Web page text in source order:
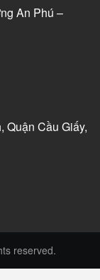
An Phú –
Quận Cầu Giấy,
reserved.